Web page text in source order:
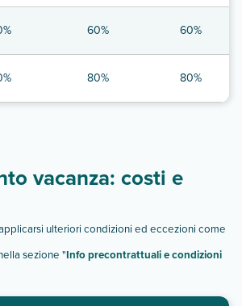
60% 60%
80% 80%
vacanza: costi e
ulteriori condizioni ed eccezioni come
sezione "Info precontrattuali e condizioni